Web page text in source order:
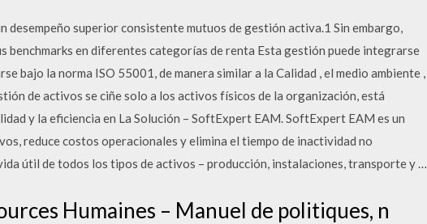
desempeño superior consistente mutuos de gestión activa.1 Sin embargo,
benchmarks en diferentes categorías de renta Esta gestión puede integrarse
bajo la norma ISO 55001, de manera similar a la Calidad , el medio ambiente ,
de activos se ciñe solo a los activos físicos de la organización, está
y la eficiencia en La Solución – SoftExpert EAM. SoftExpert EAM es un
reduce costos operacionales y elimina el tiempo de inactividad no
útil de todos los tipos de activos – producción, instalaciones, transporte y …
Humaines – Manuel de politiques, n